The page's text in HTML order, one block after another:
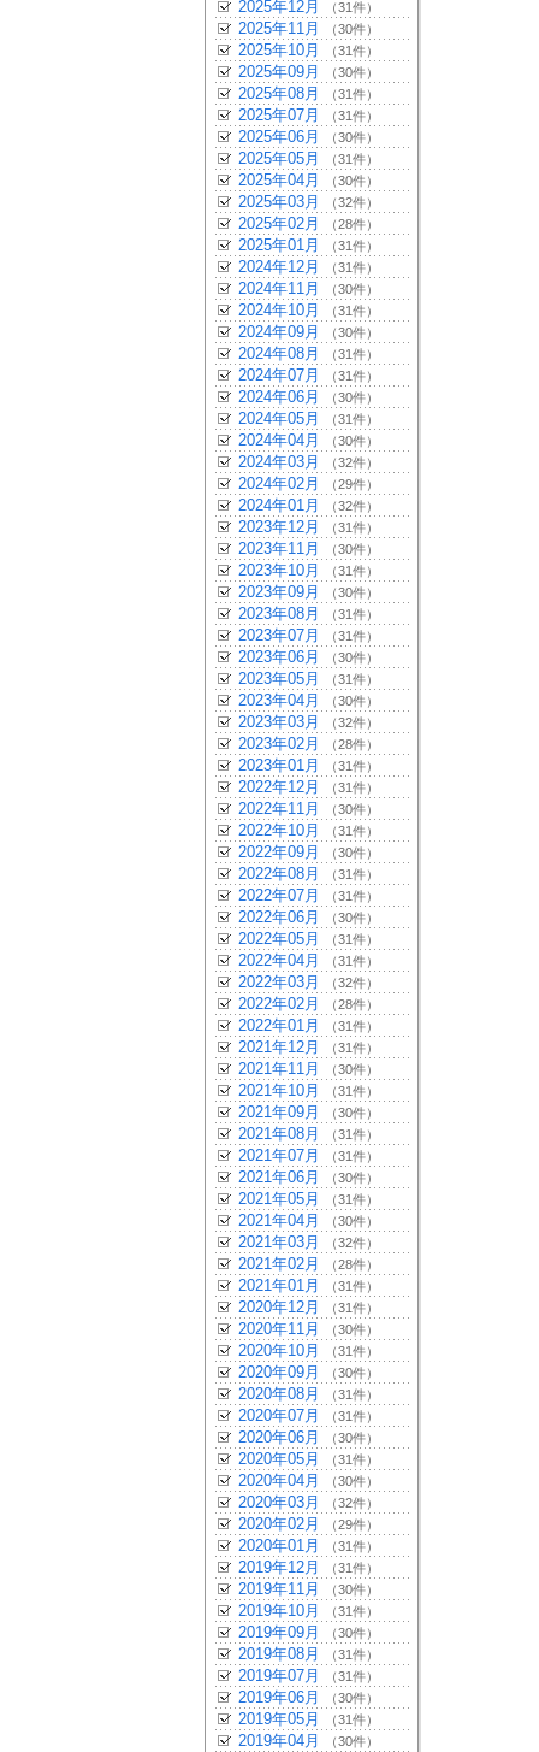
2025年12月 （31件）
2025年11月 （30件）
2025年10月 （31件）
2025年09月 （30件）
2025年08月 （31件）
2025年07月 （31件）
2025年06月 （30件）
2025年05月 （31件）
2025年04月 （30件）
2025年03月 （32件）
2025年02月 （28件）
2025年01月 （31件）
2024年12月 （31件）
2024年11月 （30件）
2024年10月 （31件）
2024年09月 （30件）
2024年08月 （31件）
2024年07月 （31件）
2024年06月 （30件）
2024年05月 （31件）
2024年04月 （30件）
2024年03月 （32件）
2024年02月 （29件）
2024年01月 （32件）
2023年12月 （31件）
2023年11月 （30件）
2023年10月 （31件）
2023年09月 （30件）
2023年08月 （31件）
2023年07月 （31件）
2023年06月 （30件）
2023年05月 （31件）
2023年04月 （30件）
2023年03月 （32件）
2023年02月 （28件）
2023年01月 （31件）
2022年12月 （31件）
2022年11月 （30件）
2022年10月 （31件）
2022年09月 （30件）
2022年08月 （31件）
2022年07月 （31件）
2022年06月 （30件）
2022年05月 （31件）
2022年04月 （31件）
2022年03月 （32件）
2022年02月 （28件）
2022年01月 （31件）
2021年12月 （31件）
2021年11月 （30件）
2021年10月 （31件）
2021年09月 （30件）
2021年08月 （31件）
2021年07月 （31件）
2021年06月 （30件）
2021年05月 （31件）
2021年04月 （30件）
2021年03月 （32件）
2021年02月 （28件）
2021年01月 （31件）
2020年12月 （31件）
2020年11月 （30件）
2020年10月 （31件）
2020年09月 （30件）
2020年08月 （31件）
2020年07月 （31件）
2020年06月 （30件）
2020年05月 （31件）
2020年04月 （30件）
2020年03月 （32件）
2020年02月 （29件）
2020年01月 （31件）
2019年12月 （31件）
2019年11月 （30件）
2019年10月 （31件）
2019年09月 （30件）
2019年08月 （31件）
2019年07月 （31件）
2019年06月 （30件）
2019年05月 （31件）
2019年04月 （30件）